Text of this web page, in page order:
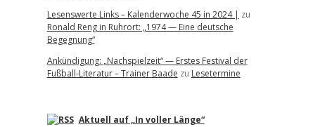
Lesenswerte Links – Kalenderwoche 45 in 2024 | zu
Ronald Reng in Ruhrort: „1974 — Eine deutsche
Begegnung“
Ankündigung: „Nachspielzeit“ — Erstes Festival der
Fußball-Literatur – Trainer Baade zu Lesetermine
Aktuell auf „In voller Länge“